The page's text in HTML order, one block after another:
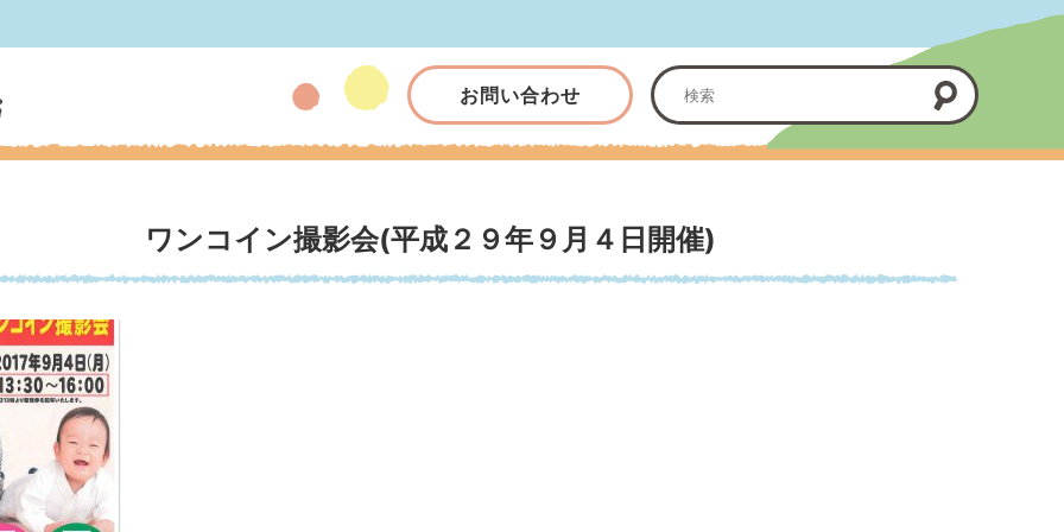
お問い合わせ
ワンコイン撮影会(平成２９年９月４日開催)